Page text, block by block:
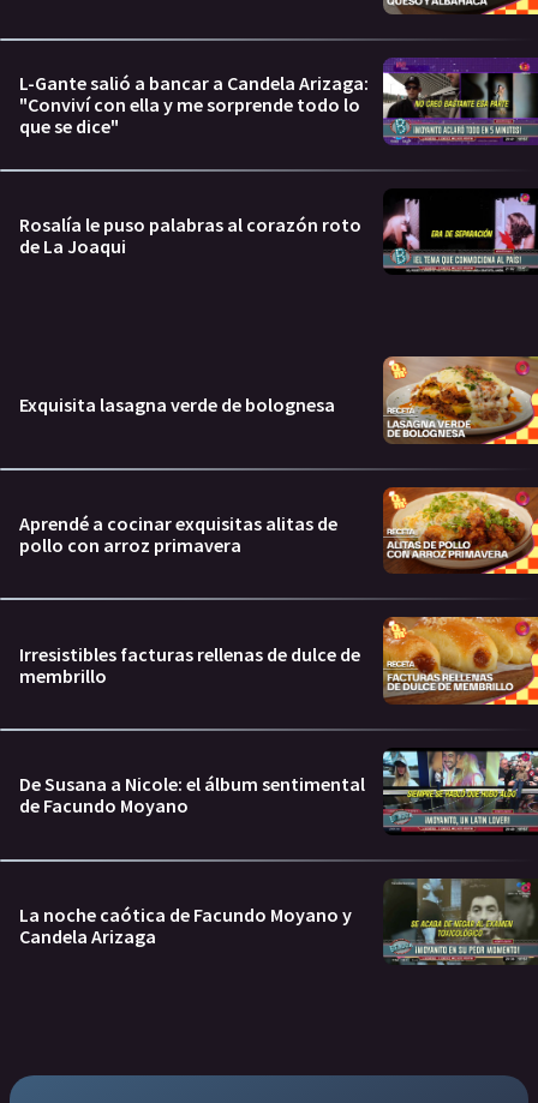
L-Gante salió a bancar a Candela Arizaga:
"Conviví con ella y me sorprende todo lo
que se dice"
Rosalía le puso palabras al corazón roto
de La Joaqui
Exquisita lasagna verde de bolognesa
Aprendé a cocinar exquisitas alitas de
pollo con arroz primavera
Irresistibles facturas rellenas de dulce de
membrillo
De Susana a Nicole: el álbum sentimental
de Facundo Moyano
La noche caótica de Facundo Moyano y
Candela Arizaga